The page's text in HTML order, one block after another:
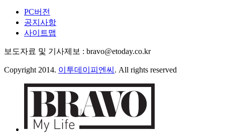
PC버전
공지사항
사이트맵
보도자료 및 기사제보 : bravo@etoday.co.kr
Copyright 2014. 이투데이피엔씨 . All rights reserved